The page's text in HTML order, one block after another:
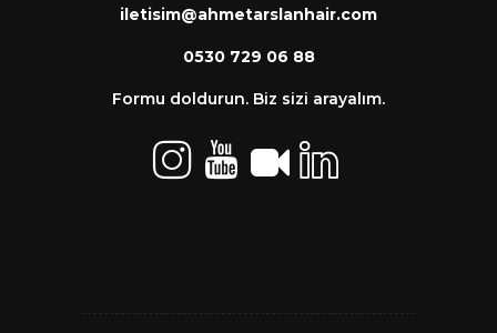
iletisim@ahmetarslanhair.com
0530 729 06 88
Formu doldurun. Biz sizi arayalım.